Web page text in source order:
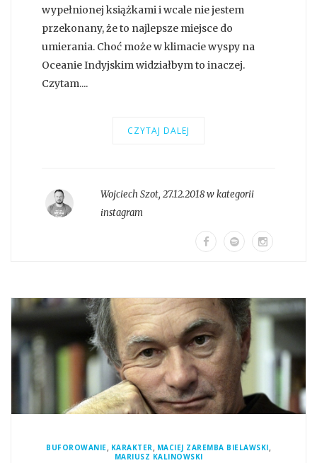
wypełnionej książkami i wcale nie jestem
przekonany, że to najlepsze miejsce do
umierania. Choć może w klimacie wyspy na
Oceanie Indyjskim widziałbym to inaczej.
Czytam....
CZYTAJ DALEJ
Wojciech Szot, 27.12.2018 w kategorii
instagram
BUFOROWANIE, KARAKTER, MACIEJ ZAREMBA BIELAWSKI,
MARIUSZ KALINOWSKI